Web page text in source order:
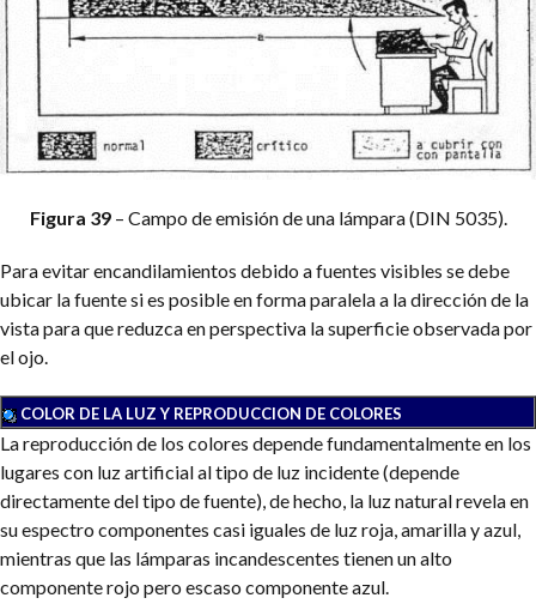
Figura 39– Campo de emisión de una lámpara (DIN 5035).
Para evitar encandilamientos debido a fuentes visibles se debe
ubicar la fuente si es posible en forma paralela a la dirección de la
vista para que reduzca en perspectiva la superficie observada por
el ojo.
COLOR DE LA LUZ Y REPRODUCCION DE COLORES
La reproducción de los colores depende fundamentalmente en los
lugares con luz artificial al tipo de luz incidente (depende
directamente del tipo de fuente), de hecho, la luz natural revela en
su espectro componentes casi iguales de luz roja, amarilla y azul,
mientras que las lámparas incandescentes tienen un alto
componente rojo pero escaso componente azul.